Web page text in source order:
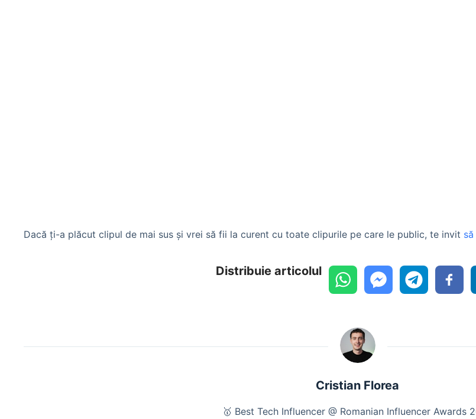
Dacă ți-a plăcut clipul de mai sus și vrei să fii la curent cu toate clipurile pe care le public, te invit
Distribuie articolul
Cristian Florea
🥇 Best Tech Influencer @ Romanian Influencer Awards